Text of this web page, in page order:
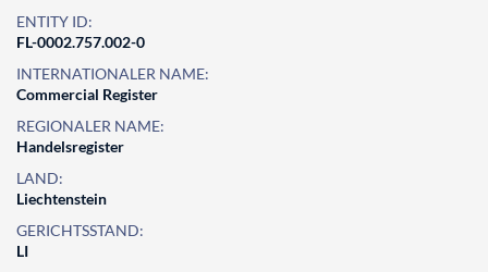
ENTITY ID:
FL-0002.757.002-0
INTERNATIONALER NAME:
Commercial Register
REGIONALER NAME:
Handelsregister
LAND:
Liechtenstein
GERICHTSSTAND:
LI